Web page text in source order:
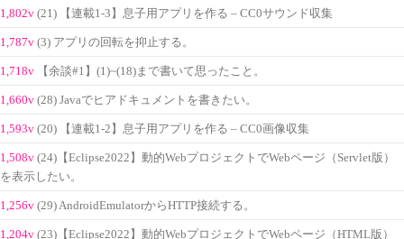
1,802v (21) 【連載1-3】息子用アプリを作る – CC0サウンド収集
1,787v (3) アプリの回転を抑止する。
1,718v 【余談#1】(1)~(18)まで書いて思ったこと。
1,660v (28) Javaでヒアドキュメントを書きたい。
1,593v (20) 【連載1-2】息子用アプリを作る – CC0画像収集
1,508v (24)【Eclipse2022】動的WebプロジェクトでWebページ（Servlet版）
を表示したい。
1,256v (29) AndroidEmulatorからHTTP接続する。
1,204v (23)【Eclipse2022】動的WebプロジェクトでWebページ（HTML版）